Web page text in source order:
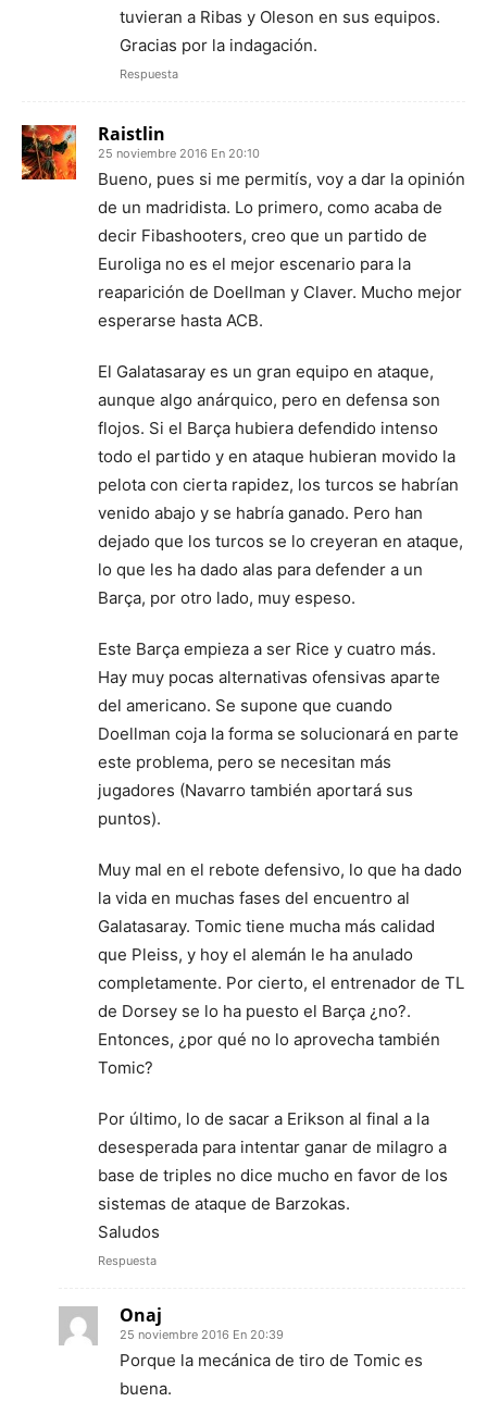
tuvieran a Ribas y Oleson en sus equipos.
Gracias por la indagación.
Respuesta
Raistlin
25 noviembre 2016 En 20:10
Bueno, pues si me permitís, voy a dar la opinión
de un madridista. Lo primero, como acaba de
decir Fibashooters, creo que un partido de
Euroliga no es el mejor escenario para la
reaparición de Doellman y Claver. Mucho mejor
esperarse hasta ACB.
El Galatasaray es un gran equipo en ataque,
aunque algo anárquico, pero en defensa son
flojos. Si el Barça hubiera defendido intenso
todo el partido y en ataque hubieran movido la
pelota con cierta rapidez, los turcos se habrían
venido abajo y se habría ganado. Pero han
dejado que los turcos se lo creyeran en ataque,
lo que les ha dado alas para defender a un
Barça, por otro lado, muy espeso.
Este Barça empieza a ser Rice y cuatro más.
Hay muy pocas alternativas ofensivas aparte
del americano. Se supone que cuando
Doellman coja la forma se solucionará en parte
este problema, pero se necesitan más
jugadores (Navarro también aportará sus
puntos).
Muy mal en el rebote defensivo, lo que ha dado
la vida en muchas fases del encuentro al
Galatasaray. Tomic tiene mucha más calidad
que Pleiss, y hoy el alemán le ha anulado
completamente. Por cierto, el entrenador de TL
de Dorsey se lo ha puesto el Barça ¿no?.
Entonces, ¿por qué no lo aprovecha también
Tomic?
Por último, lo de sacar a Erikson al final a la
desesperada para intentar ganar de milagro a
base de triples no dice mucho en favor de los
sistemas de ataque de Barzokas.
Saludos
Respuesta
Onaj
25 noviembre 2016 En 20:39
Porque la mecánica de tiro de Tomic es
buena.